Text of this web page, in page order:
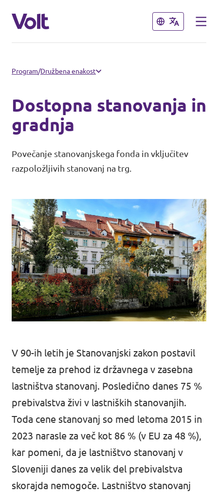
Zapri
Izberi jezik
Volt Slovenija je uradno
ustanovljen kot politična stranka v
Zapri
Program
Ljudje
Novice
Dogodki
Podprite nas
Kontakt
Program/Družbena enakost
Dostopna stanovanja in
gradnja
Povečanje stanovanjskega fonda in vključitev
razpoložljivih stanovanj na trg.
V 90-ih letih je Stanovanjski zakon postavil
temelje za prehod iz državnega v zasebna
lastništva stanovanj. Posledično danes 75 %
prebivalstva živi v lastniških stanovanjih.
Toda cene stanovanj so med letoma 2015 in
2023 narasle za več kot 86 % (v EU za 48 %),
kar pomeni, da je lastništvo stanovanj v
Sloveniji danes za velik del prebivalstva
skorajda nemogoče. Lastništvo stanovanj